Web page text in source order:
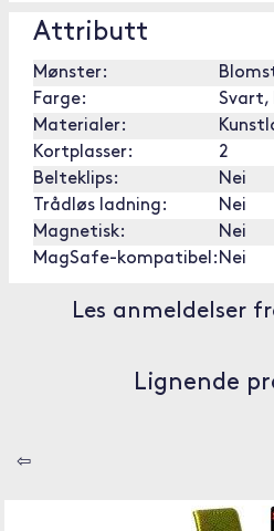
Attributt
Mønster:
Farge:
Svart,
Materialer:
Kortplasser:
2
Belteklips:
Nei
Trådløs ladning:
Nei
Magnetisk:
Nei
MagSafe-kompatibel: Nei
Les anmeldelser
Lignende
⇦